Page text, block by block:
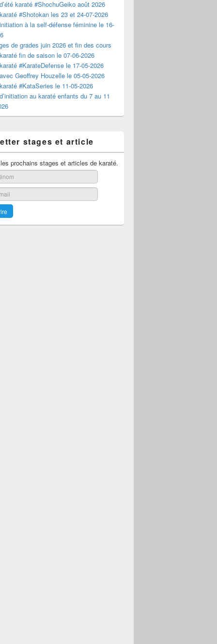
karaté #ShochuGeiko août 2026
#Shotokan les 23 et 24-07-2026
à la self-défense féminine le 16-
de grades juin 2026 et fin des cours
fin de saison le 07-06-2026
#KarateDefense le 17-05-2026
Geoffrey Houzelle le 05-05-2026
#KataSeries le 11-05-2026
au karaté enfants du 7 au 11
stages et article
prochains stages et articles de karaté.